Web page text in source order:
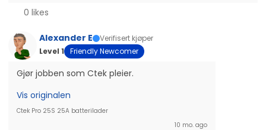
0 likes
Alexander E
Verifisert kjøper
Level 1
Friendly Newcomer
Gjør jobben som Ctek pleier.
Vis originalen
Ctek Pro 25S 25A batterilader
10 mo. ago